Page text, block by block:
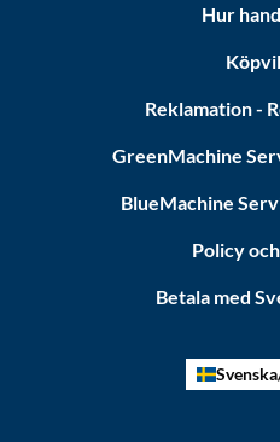
Hur
Reklamation -
GreenMachine
BlueMachine
Policy
Betala med
Svenska